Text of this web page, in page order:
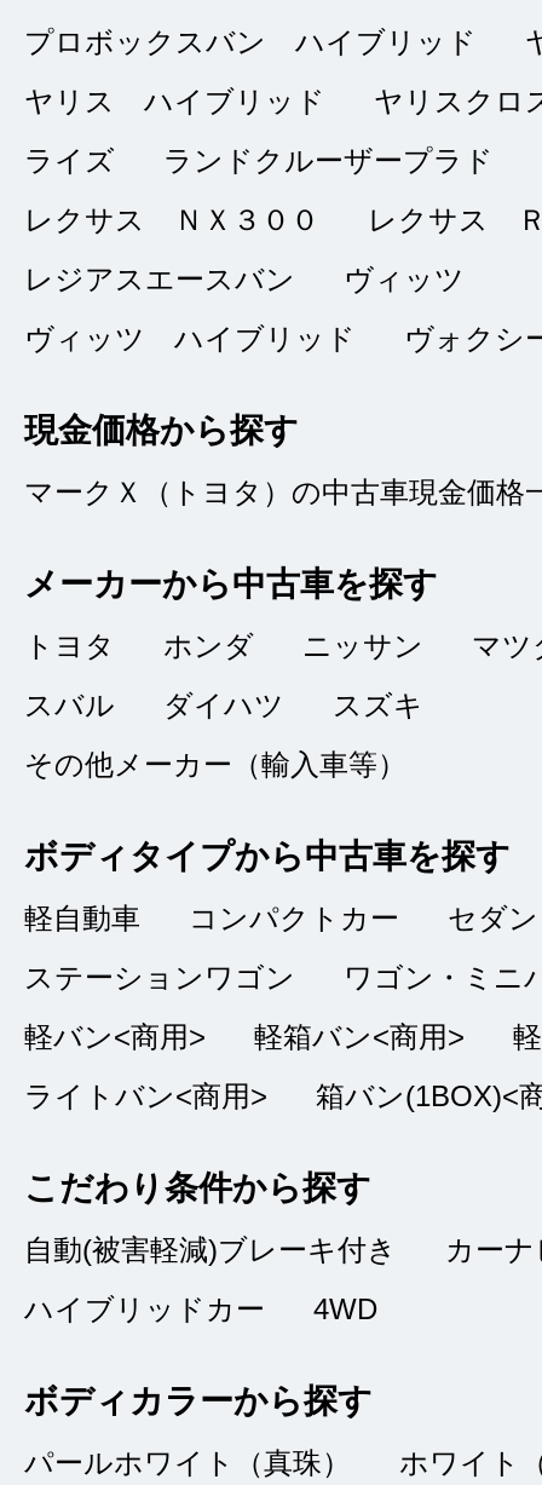
総合評価
2024/08/06
販売店の評価
接客： 5｜ 雰囲
問合せ：5｜ 説
問い合わせから納
なくスムーズでし
★★★★★
5
総合評価
アルト購入
オガサワ
販売店の評価
品質：5｜ 説明：
丁憲に対応して頂
た。状態の良い車
ています。
5
総合評価
買ってよか
販売店の評価
プロボックスバン ハイブリッド
ヤリス ハイブリッド
ヤリスク
ライズ
ランドクルーザープラド
レクサス ＮＸ３００
レクサス
レジアスエースバン
ヴィッツ
ヴィッツ ハイブリッド
ヴォクシ
現金価格から探す
マークＸ（トヨタ）の中古車現金価格
メーカーから中古車を探す
トヨタ ホンダ ニッサン
マツ
スバル
ダイハツ
スズキ
その他メーカー（輸入車等）
ボディタイプから中古車を探す
軽自動車 コンパクトカー
セダン
ステーションワゴン
ワゴン・ミニ
軽バン<商用>
軽箱バン<商用>
ライトバン<商用>
箱バン(1BOX)<
こだわり条件から探す
自動(被害軽減)ブレーキ付き
カー
ハイブリッドカー
4WD
ボディカラーから探す
パールホワイト（真珠）
ホワイト